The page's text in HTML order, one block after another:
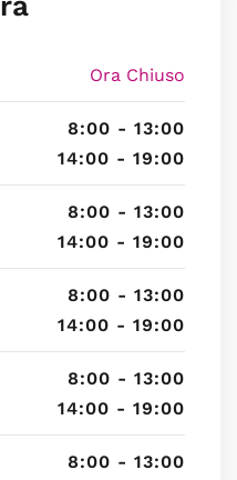
Ora Chiuso
8:00 - 13:00
14:00 - 19:00
8:00 - 13:00
14:00 - 19:00
8:00 - 13:00
14:00 - 19:00
8:00 - 13:00
14:00 - 19:00
8:00 - 13:00